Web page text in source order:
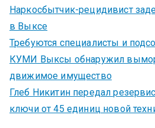
Наркосбытчик-рецидивист
в Выксе
Требуются специалисты и
КУМИ Выксы обнаружил
движимое имущество
Глеб Никитин передал
ключи от 45 единиц новой